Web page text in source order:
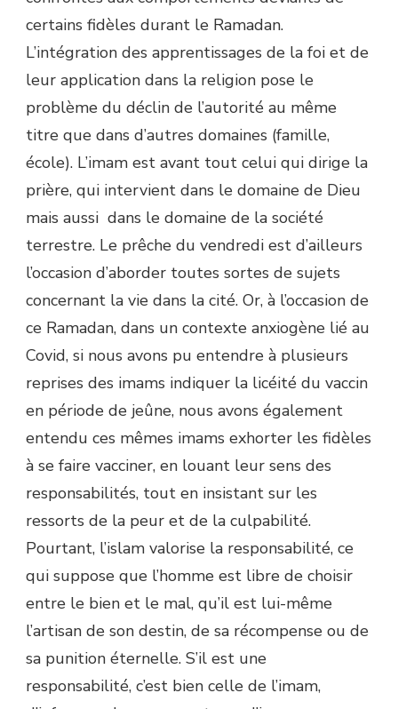
certains fidèles durant le Ramadan.
L’intégration des apprentissages de la foi et de
leur application dans la religion pose le
problème du déclin de l’autorité au même
titre que dans d’autres domaines (famille,
école). L’imam est avant tout celui qui dirige la
prière, qui intervient dans le domaine de Dieu
mais aussi dans le domaine de la société
terrestre. Le prêche du vendredi est d’ailleurs
l’occasion d’aborder toutes sortes de sujets
concernant la vie dans la cité. Or, à l’occasion de
ce Ramadan, dans un contexte anxiogène lié au
Covid, si nous avons pu entendre à plusieurs
reprises des imams indiquer la licéité du vaccin
en période de jeûne, nous avons également
entendu ces mêmes imams exhorter les fidèles
à se faire vacciner, en louant leur sens des
responsabilités, tout en insistant sur les
ressorts de la peur et de la culpabilité.
Pourtant, l’islam valorise la responsabilité, ce
qui suppose que l’homme est libre de choisir
entre le bien et le mal, qu’il est lui-même
l’artisan de son destin, de sa récompense ou de
sa punition éternelle. S’il est une
responsabilité, c’est bien celle de l’imam,